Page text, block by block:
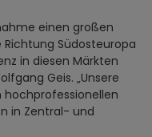
einen großen
Südosteuropa
in diesen Märkten
Geis. „Unsere
in Zentral- und